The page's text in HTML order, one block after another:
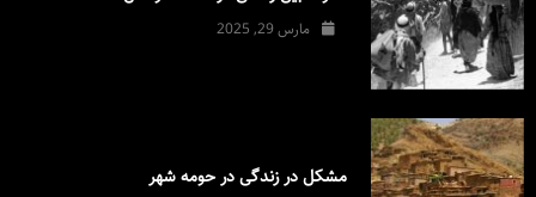
مارس 29, 2025
مشکل در زندگی در حومه شهر